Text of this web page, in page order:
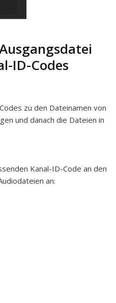
ID-Codes
zu den Dateinamen von
und danach die Dateien in
Kanal-ID-Code an den
an: